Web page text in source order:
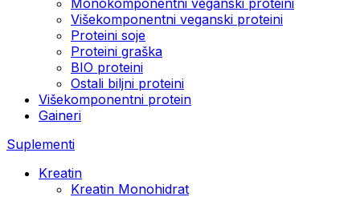
Višekomponentni veganski proteini
Proteini soje
Proteini graška
BIO proteini
Ostali biljni proteini
Višekomponentni protein
Gaineri
Suplementi
Kreatin
Kreatin Monohidrat